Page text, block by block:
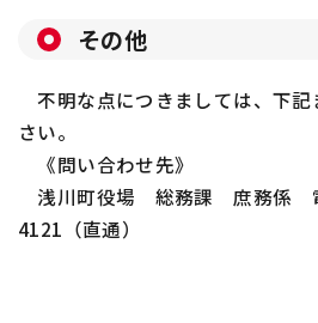
その他
不明な点につきましては、下記
さい。
《問い合わせ先》
浅川町役場 総務課 庶務係
4121 （直通）